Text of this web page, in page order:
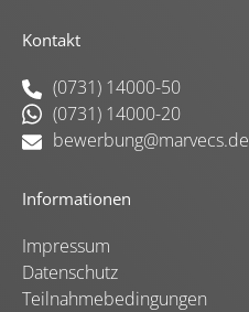
Kontakt
(0731) 14000-50
(0731) 14000-20
bewerbung@marvecs.de
Informationen
Impressum
Datenschutz
Teilnahmebedingungen